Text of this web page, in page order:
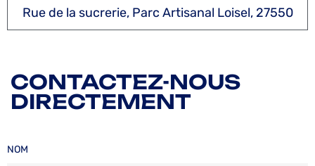
Rue de la sucrerie, Parc Artisanal Loisel, 27550
CONTACTEZ-NOUS
DIRECTEMENT
NOM